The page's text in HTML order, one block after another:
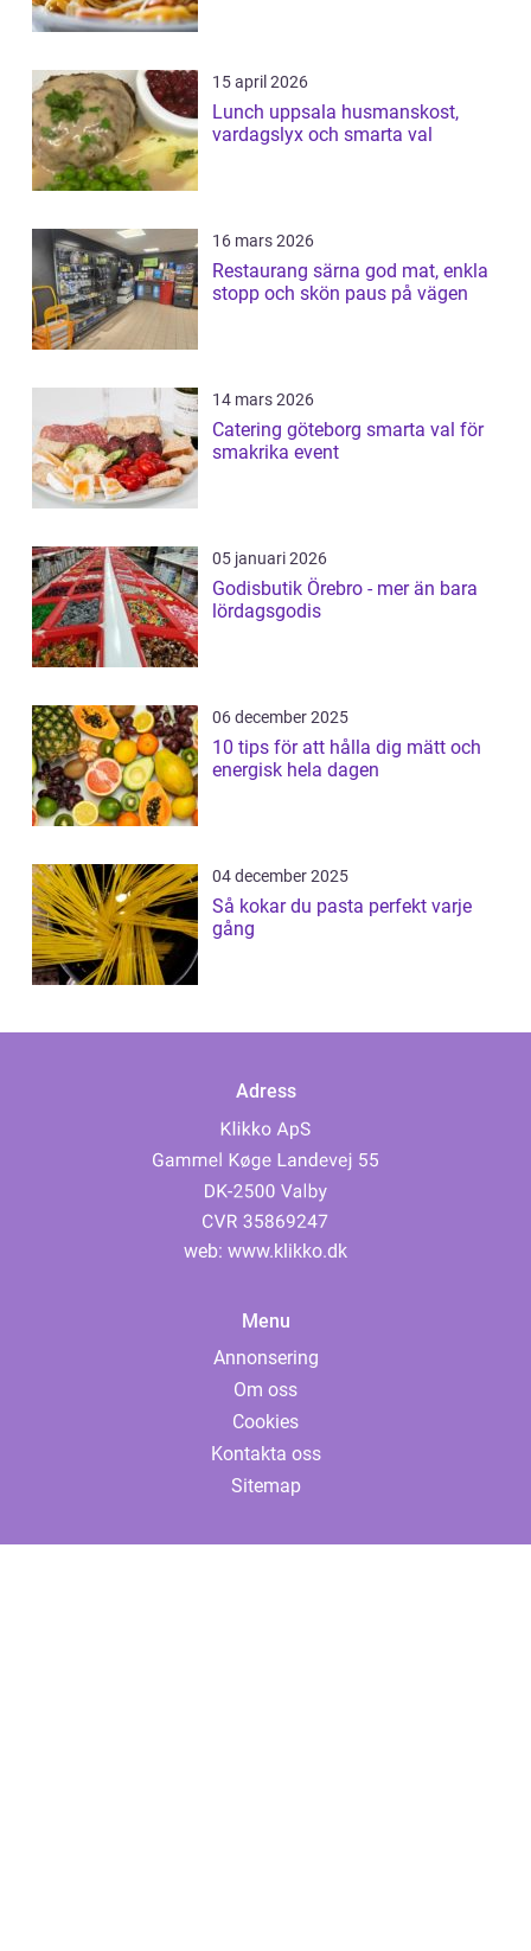
15 april 2026
Lunch uppsala husmanskost,
vardagslyx och smarta val
16 mars 2026
Restaurang särna god mat, enkla
stopp och skön paus på vägen
14 mars 2026
Catering göteborg smarta val för
smakrika event
05 januari 2026
Godisbutik Örebro - mer än bara
lördagsgodis
06 december 2025
10 tips för att hålla dig mätt och
energisk hela dagen
04 december 2025
Så kokar du pasta perfekt varje
gång
Adress
web: www.klikko.dk
Menu
Annonsering
Om oss
Cookies
Kontakta oss
Sitemap